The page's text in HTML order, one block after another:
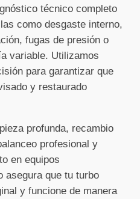
técnico completo
como desgaste interno,
fugas de presión o
variable. Utilizamos
para garantizar que
y restaurado
profunda, recambio
profesional y
en equipos
asegura que tu turbo
y funcione de manera